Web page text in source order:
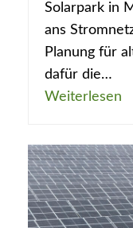
Solarpark in
ans
Planung für
dafür die…
Weiterlesen